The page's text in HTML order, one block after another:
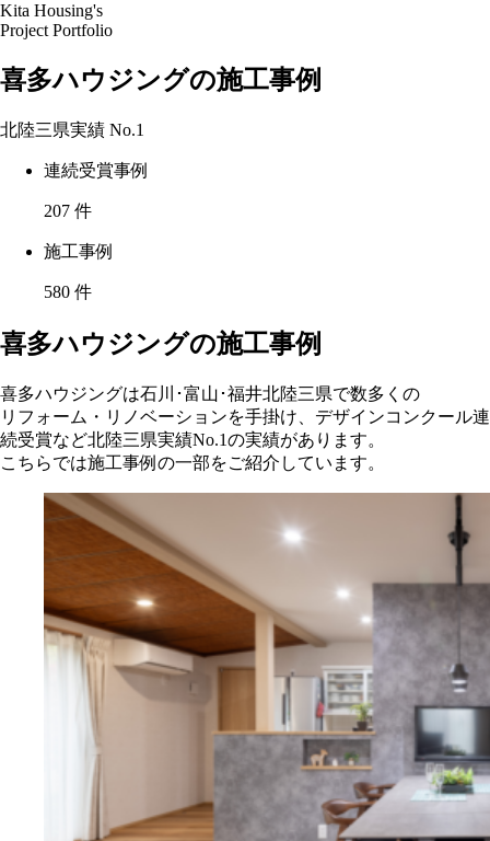
Kita Housing's
Project Portfolio
喜多ハウジングの施工事例
北陸三県実績 No.1
連続受賞事例
207 件
施工事例
580 件
喜多ハウジングの施工事例
喜多ハウジングは石川･富山･福井北陸三県で数多くの
リフォーム・リノベーションを手掛け、デザインコンクール連
続受賞など北陸三県実績No.1の実績があります。
こちらでは施工事例の一部をご紹介しています。